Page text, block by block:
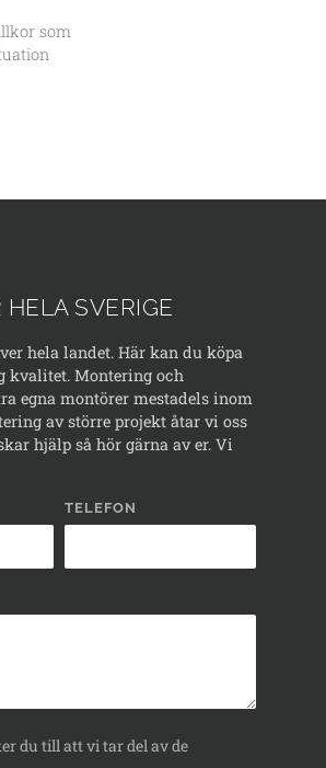
som
SVERIGE
hela landet. Här kan du köpa
kvalitet. Montering och
egna montörer mestadels inom
av större projekt åtar vi oss
hjälp så hör gärna av er. Vi
TELEFON
du till att vi tar del av de